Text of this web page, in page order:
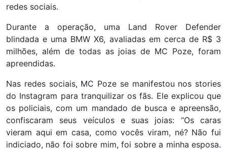
redes sociais.
Durante a operação, uma Land Rover Defender
blindada e uma BMW X6, avaliadas em cerca de R$ 3
milhões, além de todas as joias de MC Poze, foram
apreendidas.
Nas redes sociais, MC Poze se manifestou nos stories
do Instagram para tranquilizar os fãs. Ele explicou que
os policiais, com um mandado de busca e apreensão,
confiscaram seus veículos e suas joias: “Os caras
vieram aqui em casa, como vocês viram, né? Não fui
indiciado, não foi sobre mim, foi sobre a minha esposa.